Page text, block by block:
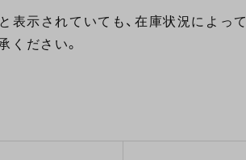
表示されていても、在庫状況によって
ください。